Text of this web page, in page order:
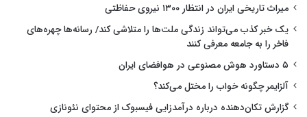
میراث تاریخی ایران در انتظار ۱۳۰۰ نیروی حفاظتی
یک خبر کذب می‌تواند زندگی ملت‌ها را متلاشی کند/ رسانه‌ها چهره‌های
فاخر را به جامعه معرفی کنند
۵ دستاورد هوش مصنوعی در هوافضای ایران
آلزایمر چگونه خواب را مختل می‌کند؟
گزارش تکان‌دهنده درباره درآمدزایی فیسبوک از محتوای نئونازی